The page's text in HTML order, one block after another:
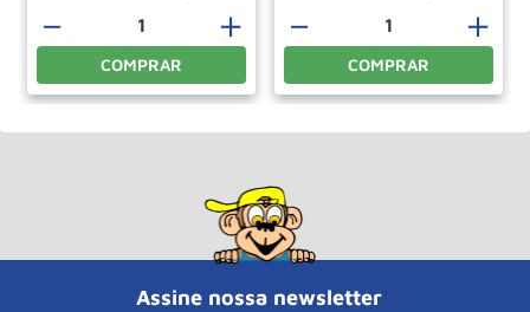
＋
－
COMPRAR
＋
－
COMPRAR
Assine nossa newsletter